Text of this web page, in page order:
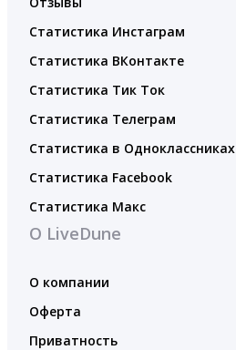
Статистика Инстаграм
Статистика ВКонтакте
Статистика Тик Ток
Статистика Телеграм
Статистика в Одноклассниках
Статистика Facebook
Статистика Макс
О LiveDune
О компании
Оферта
Приватность